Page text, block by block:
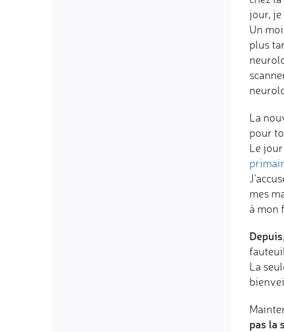
jour,
Un
plus
La
pour
Le
mes
à mon
La
pas la